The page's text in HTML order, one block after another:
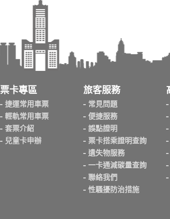
票卡專區
捷運常用車票
輕軌常用車票
套票介紹
兒童卡申辦
旅客服務
常見問題
便捷服務
誤點證明
票卡搭乘證明查詢
遺失物服務
一卡通減碳量查詢
聯絡我們
性騷擾防治措施